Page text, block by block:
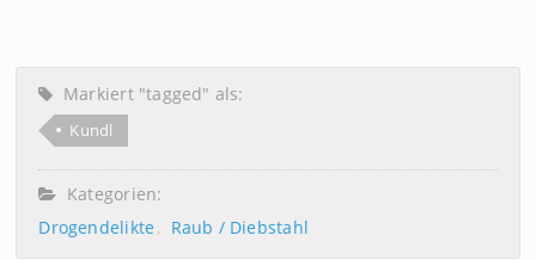
Markiert "tagged" als:
Kundl
Kategorien:
Drogendelikte
Raub / Diebstahl